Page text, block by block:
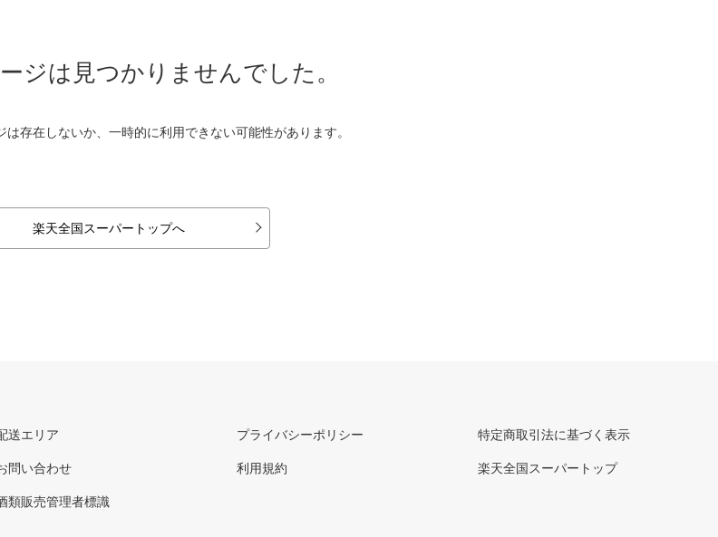
ジは見つかりませんでした。
存在しないか、一時的に利用できない可能性があります。
楽天全国スーパートップへ
送エリア
問い合わせ
類販売管理者標識
プライバシーポリシー
利用規約
特定商取引法に基づく表示
楽天全国スーパートップ